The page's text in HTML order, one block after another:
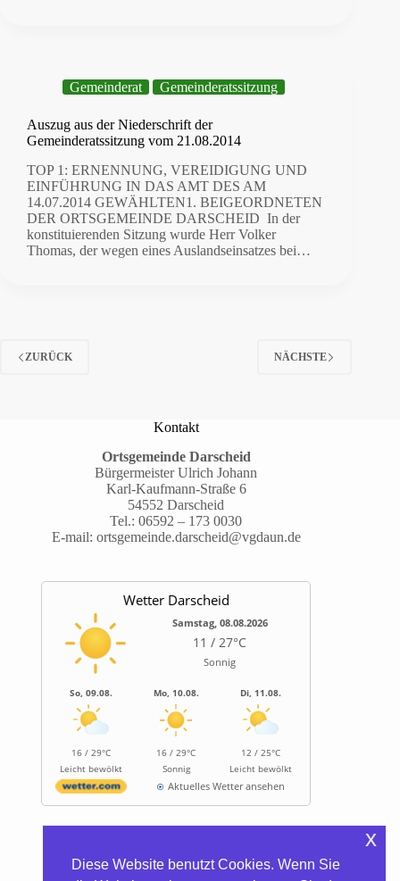
Gemeinderat Gemeinderatssitzung
Auszug aus der Niederschrift der
Gemeinderatssitzung vom 21.08.2014
TOP 1: ERNENNUNG, VEREIDIGUNG UND
EINFÜHRUNG IN DAS AMT DES AM
14.07.2014 GEWÄHLTEN1. BEIGEORDNETEN
DER ORTSGEMEINDE DARSCHEID In der
konstituierenden Sitzung wurde Herr Volker
Thomas, der wegen eines Auslandseinsatzes bei…
ZURÜCK NÄCHSTE
Kontakt
Ortsgemeinde Darscheid
Bürgermeister Ulrich Johann
Karl-Kaufmann-Straße 6
54552 Darscheid
Tel.:06592 – 173 0030
E-mail: ortsgemeinde.darscheid@vgdaun.de
Wetter Darscheid
Samstag, 08.08.2026
11 / 27°C
Sonnig
So, 09.08.
16 / 29°C
Leicht bewölkt
Mo, 10.08.
16 / 29°C
Sonnig
Di, 11.08.
12 / 25°C
Leicht bewölkt
Aktuelles Wetter ansehen
Diese Website benutzt Cookies. Wenn Sie
x